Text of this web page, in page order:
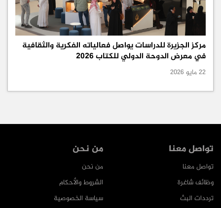
مركز الجزيرة للدراسات يواصل فعالياته الفكرية والثقافية
في معرض الدوحة الدولي للكتاب 2026
22 مايو 2026
من نحن
من نحن
الشروط والأحكام
سياسة الخصوصية
تواصل معنا
تواصل معنا
وظائف شاغرة
ترددات البث